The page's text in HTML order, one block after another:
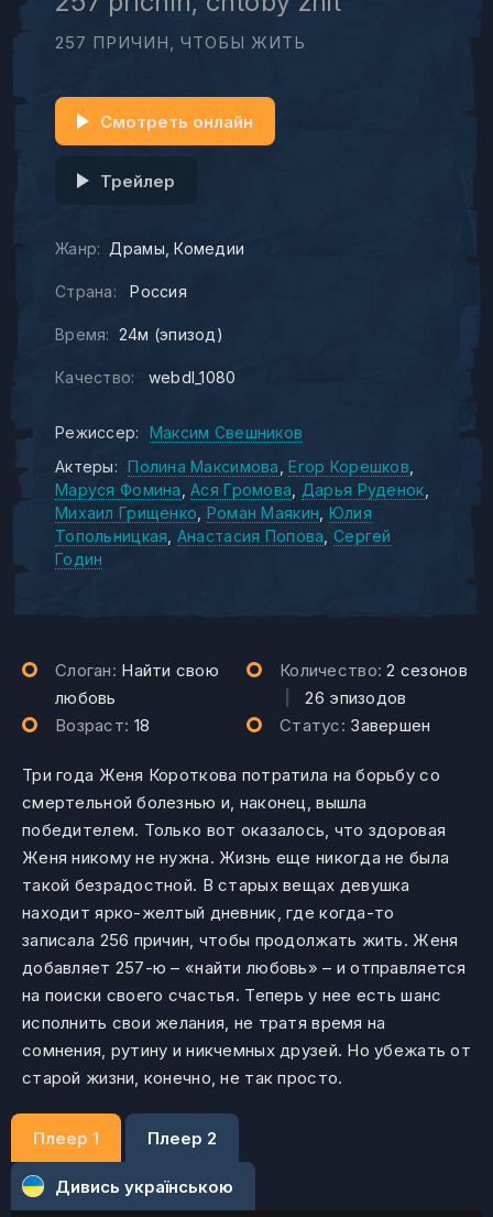
257 ПРИЧИН, ЧТОБЫ ЖИТЬ
Жанр: Драмы Комедии
Страна: Россия
Время: 24м (эпизод)
Качество: webdl_1080
Смотреть онлайн
Трейлер
Режиссер:
Максим Свешников
Актеры:
Полина Максимова
Егор Корешков
Маруся Фомина
Ася Громова
Дарья Руденок
Михаил Грищенко Роман Маякин Юлия
Топольницкая Анастасия Попова Сергей
Годин
Слоган: Найти свою
любовь
Количество:2 сезонов
|26 эпизодов
Возраст: 18 Статус: Завершен
Три года Женя Короткова потратила на борьбу со
смертельной болезнью и, наконец, вышла
победителем. Только вот оказалось, что здоровая
Женя никому не нужна. Жизнь еще никогда не была
такой безрадостной. В старых вещах девушка
находит ярко-желтый дневник, где когда-то
записала 256 причин, чтобы продолжать жить. Женя
добавляет 257-ю – «найти любовь» – и отправляется
на поиски своего счастья. Теперь у нее есть шанс
исполнить свои желания, не тратя время на
сомнения, рутину и никчемных друзей. Но убежать от
старой жизни, конечно, не так просто.
Плеер 1 Плеер 2
Дивись українською